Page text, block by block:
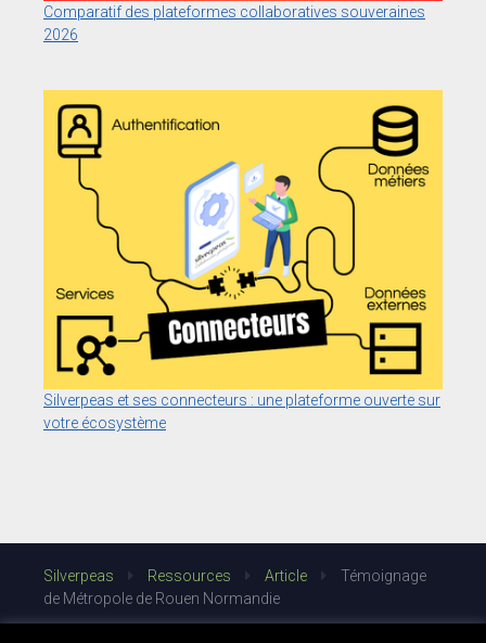
Comparatif des plateformes collaboratives souveraines
2026
Silverpeas et ses connecteurs : une plateforme ouverte sur
votre écosystème
Silverpeas Ressources Article
Témoignage
de Métropole de Rouen Normandie